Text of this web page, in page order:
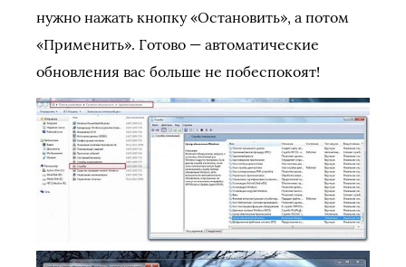
нужно нажать кнопку «Остановить», а потом
«Применить». Готово — автоматические
обновления вас больше не побеспокоят!